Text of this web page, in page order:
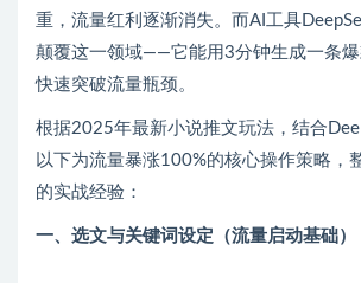
重，流量红利逐渐消失。而AI工具
颠覆这一领域——它能用3分钟生成一条
快速突破流量瓶颈。
根据2025年最新小说推文玩法，结合
以下为流量暴涨100%的核心操作策略，
的实战经验：
一、选文与关键词设定（流量启动基础）